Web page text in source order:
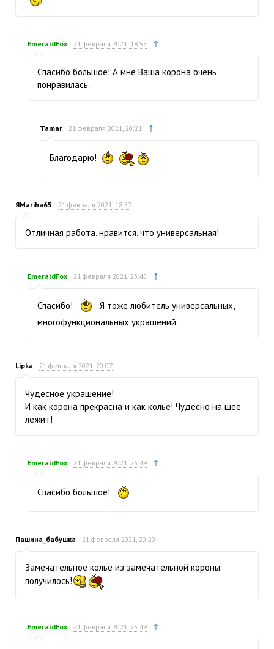
EmeraldFox 21 февраля 2021, 18:55 ↑
Спасибо большое! А мне Ваша корона очень
понравилась.
Tamar 21 февраля 2021, 20:21 ↑
Благодарю!
ЯMariha65 21 февраля 2021, 18:57
Отличная работа, нравится, что универсальная!
EmeraldFox 21 февраля 2021, 23:45 ↑
Спасибо!
Я тоже любитель универсальных,
многофункциональных украшений.
Lipka 21 февраля 2021, 20:07
Чудесное украшение!
И как корона прекрасна и как колье! Чудесно на шее
лежит!
EmeraldFox 21 февраля 2021, 23:49 ↑
Спасибо большое!
Пашина_бабушка 21 февраля 2021, 20:20
Замечательное колье из замечательной короны
получилось!
EmeraldFox 21 февраля 2021, 23:49 ↑